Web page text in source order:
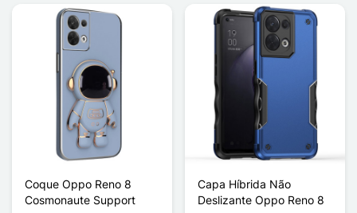
Coque Oppo Reno 8
Cosmonaute Support
Capa Híbrida Não
Deslizante Oppo Reno 8